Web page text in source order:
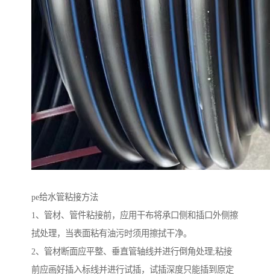
pe给水管粘接方法
1、管材、管件粘接前，应用干布将承口侧和插口外侧擦
拭处理，当表面粘有油污时须用擦拭干净。
2、管材断面应平整、垂直管轴线并进行倒角处理;粘接
前应画好插入标线并进行试插，试插深度只能插到原定